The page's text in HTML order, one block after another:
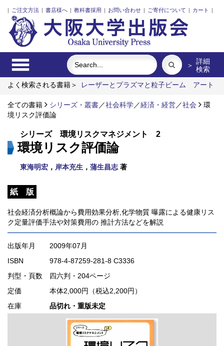
| ご注文方法 | 書店様へ | 教科書採用 | お問い合わせ | ご寄付について | カート |
＞ 詳細
検索
よく検索される書籍＞
レーザーとプラズマと粒子ビーム
アート
の探究
固体高分子形燃料電池要素材料・水素貯蔵材料の知的設
計
近代日本の地図作製とアジア太平洋地域
全ての書籍 シリーズ・叢書／社会科学／経済・経営／社会
環
境リスク評価論
シリーズ 環境リスクマネジメント 2
環境リスク評価論
東海明宏 ， 岸本充生 ， 蒲生昌志 著
紙 版
社会経済分析概論から費用効果分析,化学物質 曝露による健康リス
ク定量評価手法や対策費用の 推計方法などを解説
出版年月
2009年07月
ISBN
978-4-87259-281-8 C3336
判型・頁数 四六判・204ページ
定価
本体2,000円（税込2,200円）
在庫
品切れ・重版未定